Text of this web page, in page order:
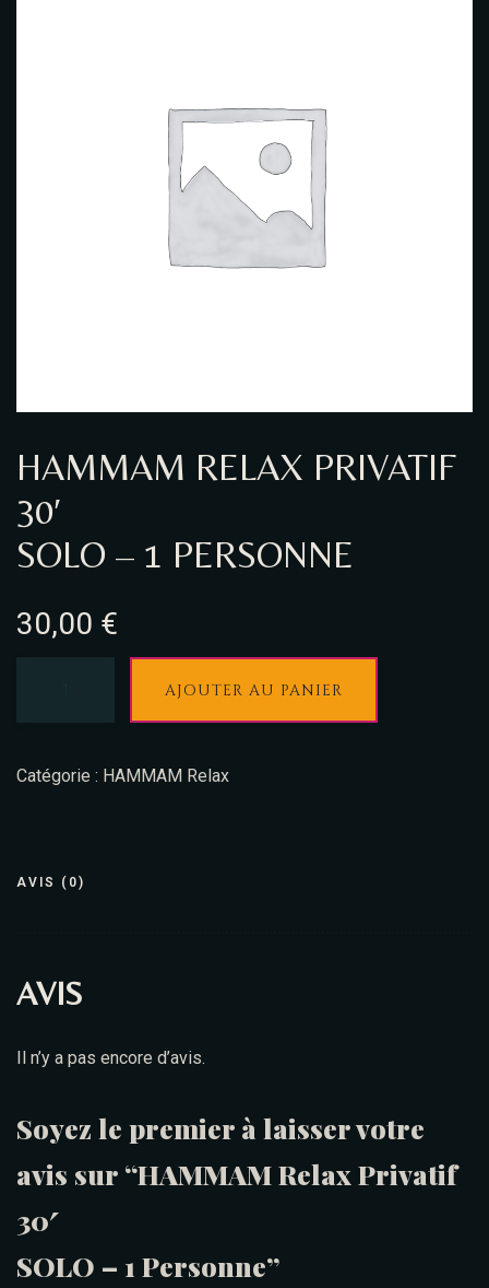
HAMMAM RELAX PRIVATIF
30′
SOLO – 1 PERSONNE
30,00 €
AJOUTER AU PANIER
Catégorie : HAMMAM Relax
AVIS (0)
AVIS
Il n’y a pas encore d’avis.
Soyez le premier à laisser votre
avis sur “HAMMAM Relax Privatif
30′
SOLO – 1 Personne”